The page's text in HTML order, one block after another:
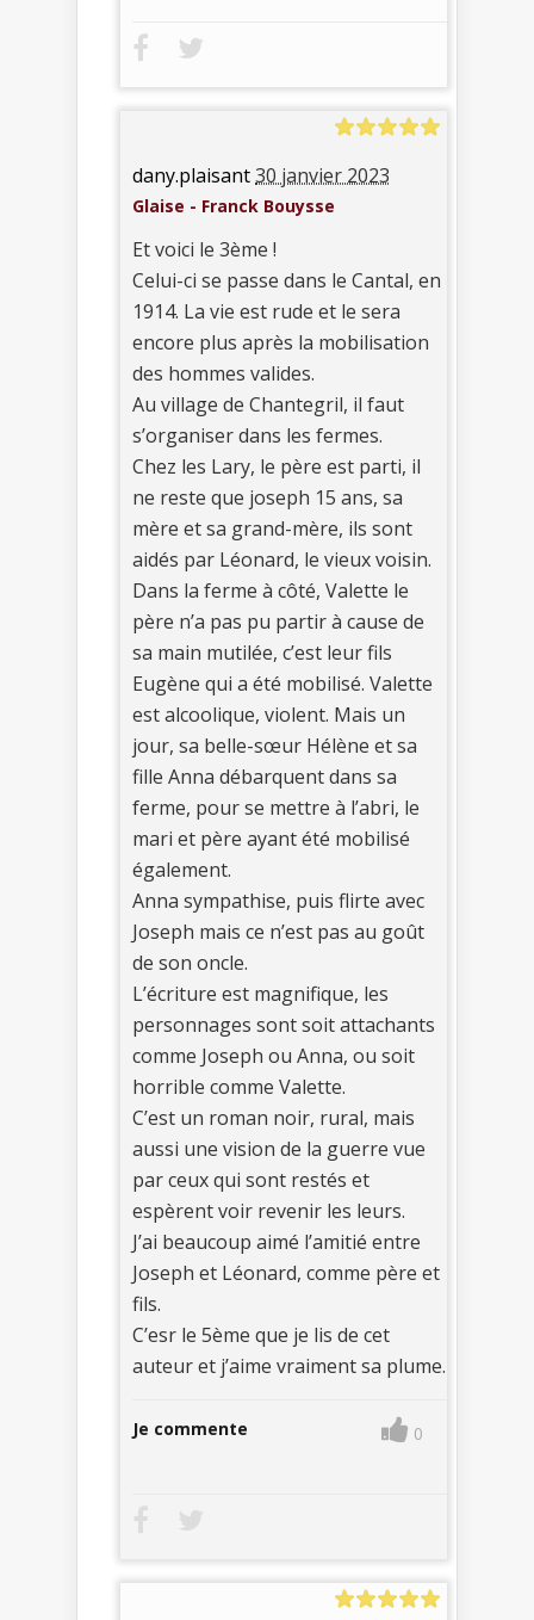
dany.plaisant30 janvier 2023
Glaise - Franck Bouysse
Et voici le 3ème !
Celui-ci se passe dans le Cantal, en
1914. La vie est rude et le sera
encore plus après la mobilisation
des hommes valides.
Au village de Chantegril, il faut
s’organiser dans les fermes.
Chez les Lary, le père est parti, il
ne reste que joseph 15 ans, sa
mère et sa grand-mère, ils sont
aidés par Léonard, le vieux voisin.
Dans la ferme à côté, Valette le
père n’a pas pu partir à cause de
sa main mutilée, c’est leur fils
Eugène qui a été mobilisé. Valette
est alcoolique, violent. Mais un
jour, sa belle-sœur Hélène et sa
fille Anna débarquent dans sa
ferme, pour se mettre à l’abri, le
mari et père ayant été mobilisé
également.
Anna sympathise, puis flirte avec
Joseph mais ce n’est pas au goût
de son oncle.
L’écriture est magnifique, les
personnages sont soit attachants
comme Joseph ou Anna, ou soit
horrible comme Valette.
C’est un roman noir, rural, mais
aussi une vision de la guerre vue
par ceux qui sont restés et
espèrent voir revenir les leurs.
J’ai beaucoup aimé l’amitié entre
Joseph et Léonard, comme père et
fils.
C’esr le 5ème que je lis de cet
auteur et j’aime vraiment sa plume.
Je commente 0